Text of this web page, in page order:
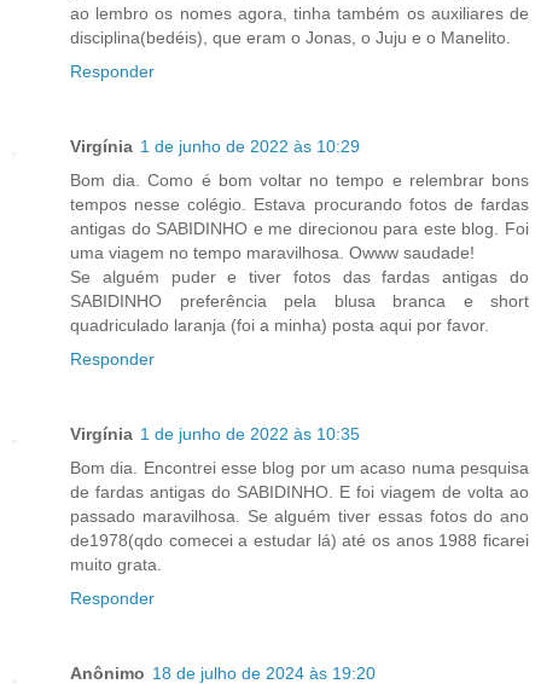
ao lembro os nomes agora, tinha também os auxiliares de
disciplina(bedéis), que eram o Jonas, o Juju e o Manelito.
Responder
Virgínia 1 de junho de 2022 às 10:29
Bom dia. Como é bom voltar no tempo e relembrar bons
tempos nesse colégio. Estava procurando fotos de fardas
antigas do SABIDINHO e me direcionou para este blog. Foi
uma viagem no tempo maravilhosa. Owww saudade!
Se alguém puder e tiver fotos das fardas antigas do
SABIDINHO preferência pela blusa branca e short
quadriculado laranja (foi a minha) posta aqui por favor.
Responder
Virgínia 1 de junho de 2022 às 10:35
Bom dia. Encontrei esse blog por um acaso numa pesquisa
de fardas antigas do SABIDINHO. E foi viagem de volta ao
passado maravilhosa. Se alguém tiver essas fotos do ano
de1978(qdo comecei a estudar lá) até os anos 1988 ficarei
muito grata.
Responder
Anônimo 18 de julho de 2024 às 19:20